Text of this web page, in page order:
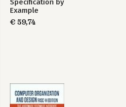
Specification by
Example
€ 59,74